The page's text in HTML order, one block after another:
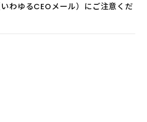
わゆるCEOメール）にご注意くだ